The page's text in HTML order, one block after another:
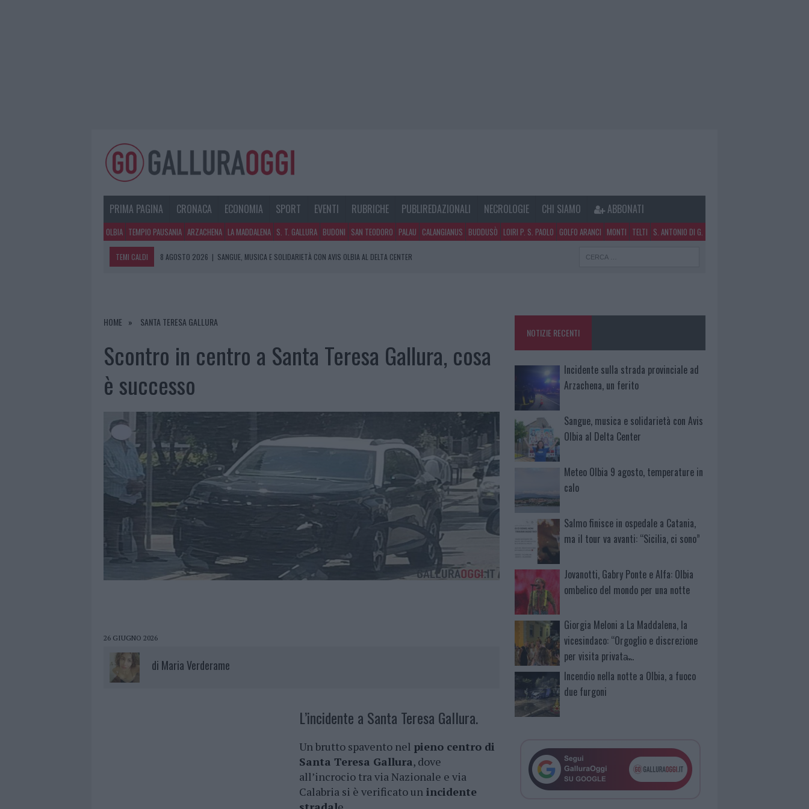
PRIMA PAGINA CRONACA ECONOMIA SPORT EVENTI RUBRICHE PUBLIREDAZIONALI NECROLOGIE CHI SIAMO ABBONATI
OLBIA TEMPIO PAUSANIA ARZACHENA LA MADDALENA S. T. GALLURA BUDONI SAN TEODORO PALAU CALANGIANUS BUDDUSÒ LOIRI P. S. PAOLO GOLFO ARANCI MONTI TELTI S. ANTONIO DI G.
TEMI CALDI 8 AGOSTO 2026 | SANGUE, MUSICA E SOLIDARIETÀ CON AVIS OLBIA AL DELTA CENTER
8 AGOSTO 2026 | JOVANOTTI, GABRY PONTE E ALFA: OLBIA OMBELICO DEL MONDO PER UNA NOTTE
HOME SANTA TERESA GALLURA
Scontro in centro a Santa Teresa Gallura, cosa
è successo
26 GIUGNO 2026
di Maria Verderame
L’incidente a Santa Teresa Gallura.
Un brutto spavento nel pieno centro di
Santa Teresa Gallura, dove
all’incrocio tra via Nazionale e via
Calabria si è verificato un incidente
NOTIZIE RECENTI
Incidente sulla strada provinciale ad
Arzachena, un ferito
Sangue, musica e solidarietà con Avis
Olbia al Delta Center
Meteo Olbia 9 agosto, temperature in
calo
Salmo finisce in ospedale a Catania,
ma il tour va avanti: “Sicilia, ci sono”
Jovanotti, Gabry Ponte e Alfa: Olbia
ombelico del mondo per una notte
Giorgia Meloni a La Maddalena, la
vicesindaco: “Orgoglio e discrezione
per visita privata̶…
Incendio nella notte a Olbia, a fuoco
due furgoni